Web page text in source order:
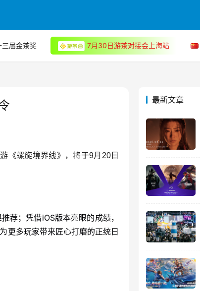
届金茶奖 7月30日游茶对接会上海站
《螺旋境界线》，将于9月20日
荐；凭借iOS版本亮眼的成绩，
更多玩家带来匠心打磨的正统日
最新文章